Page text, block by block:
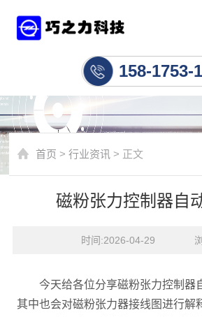
158-1753-
首页 >行业资讯 > 正文
磁粉张力控制器自
时间:2026-04-29
今天给各位分享磁粉张力控制器
其中也会对磁粉张力器接线图进行解